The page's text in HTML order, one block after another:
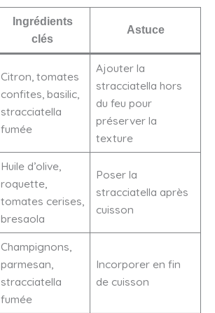
Ingrédients
clés
Astuce
Citron, tomates
confites, basilic,
stracciatella
fumée
Ajouter la
stracciatella hors
du feu pour
préserver la
texture
Huile d’olive,
roquette,
tomates cerises,
bresaola
Poser la
stracciatella après
cuisson
Champignons,
parmesan,
stracciatella
fumée
Incorporer en fin
de cuisson